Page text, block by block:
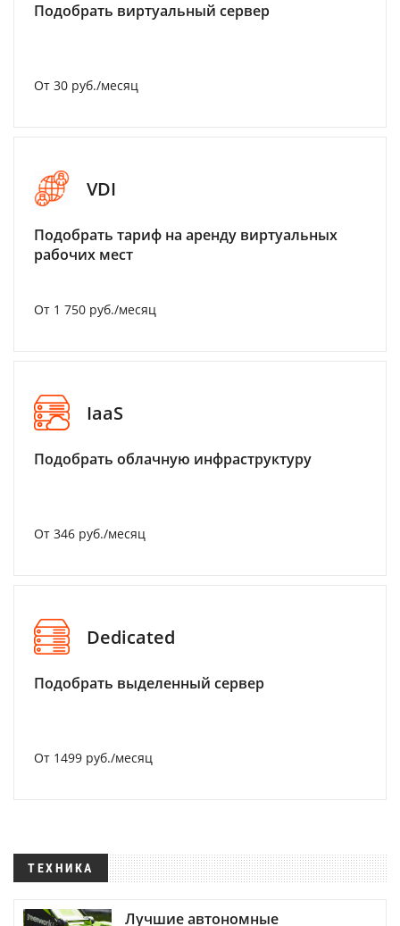
Подобрать виртуальный сервер
От 30 руб./месяц
VDI
Подобрать тариф на аренду виртуальных
рабочих мест
От 1 750 руб./месяц
IaaS
Подобрать облачную инфраструктуру
От 346 руб./месяц
Dedicated
Подобрать выделенный сервер
От 1499 руб./месяц
ТЕХНИКА
Лучшие автономные